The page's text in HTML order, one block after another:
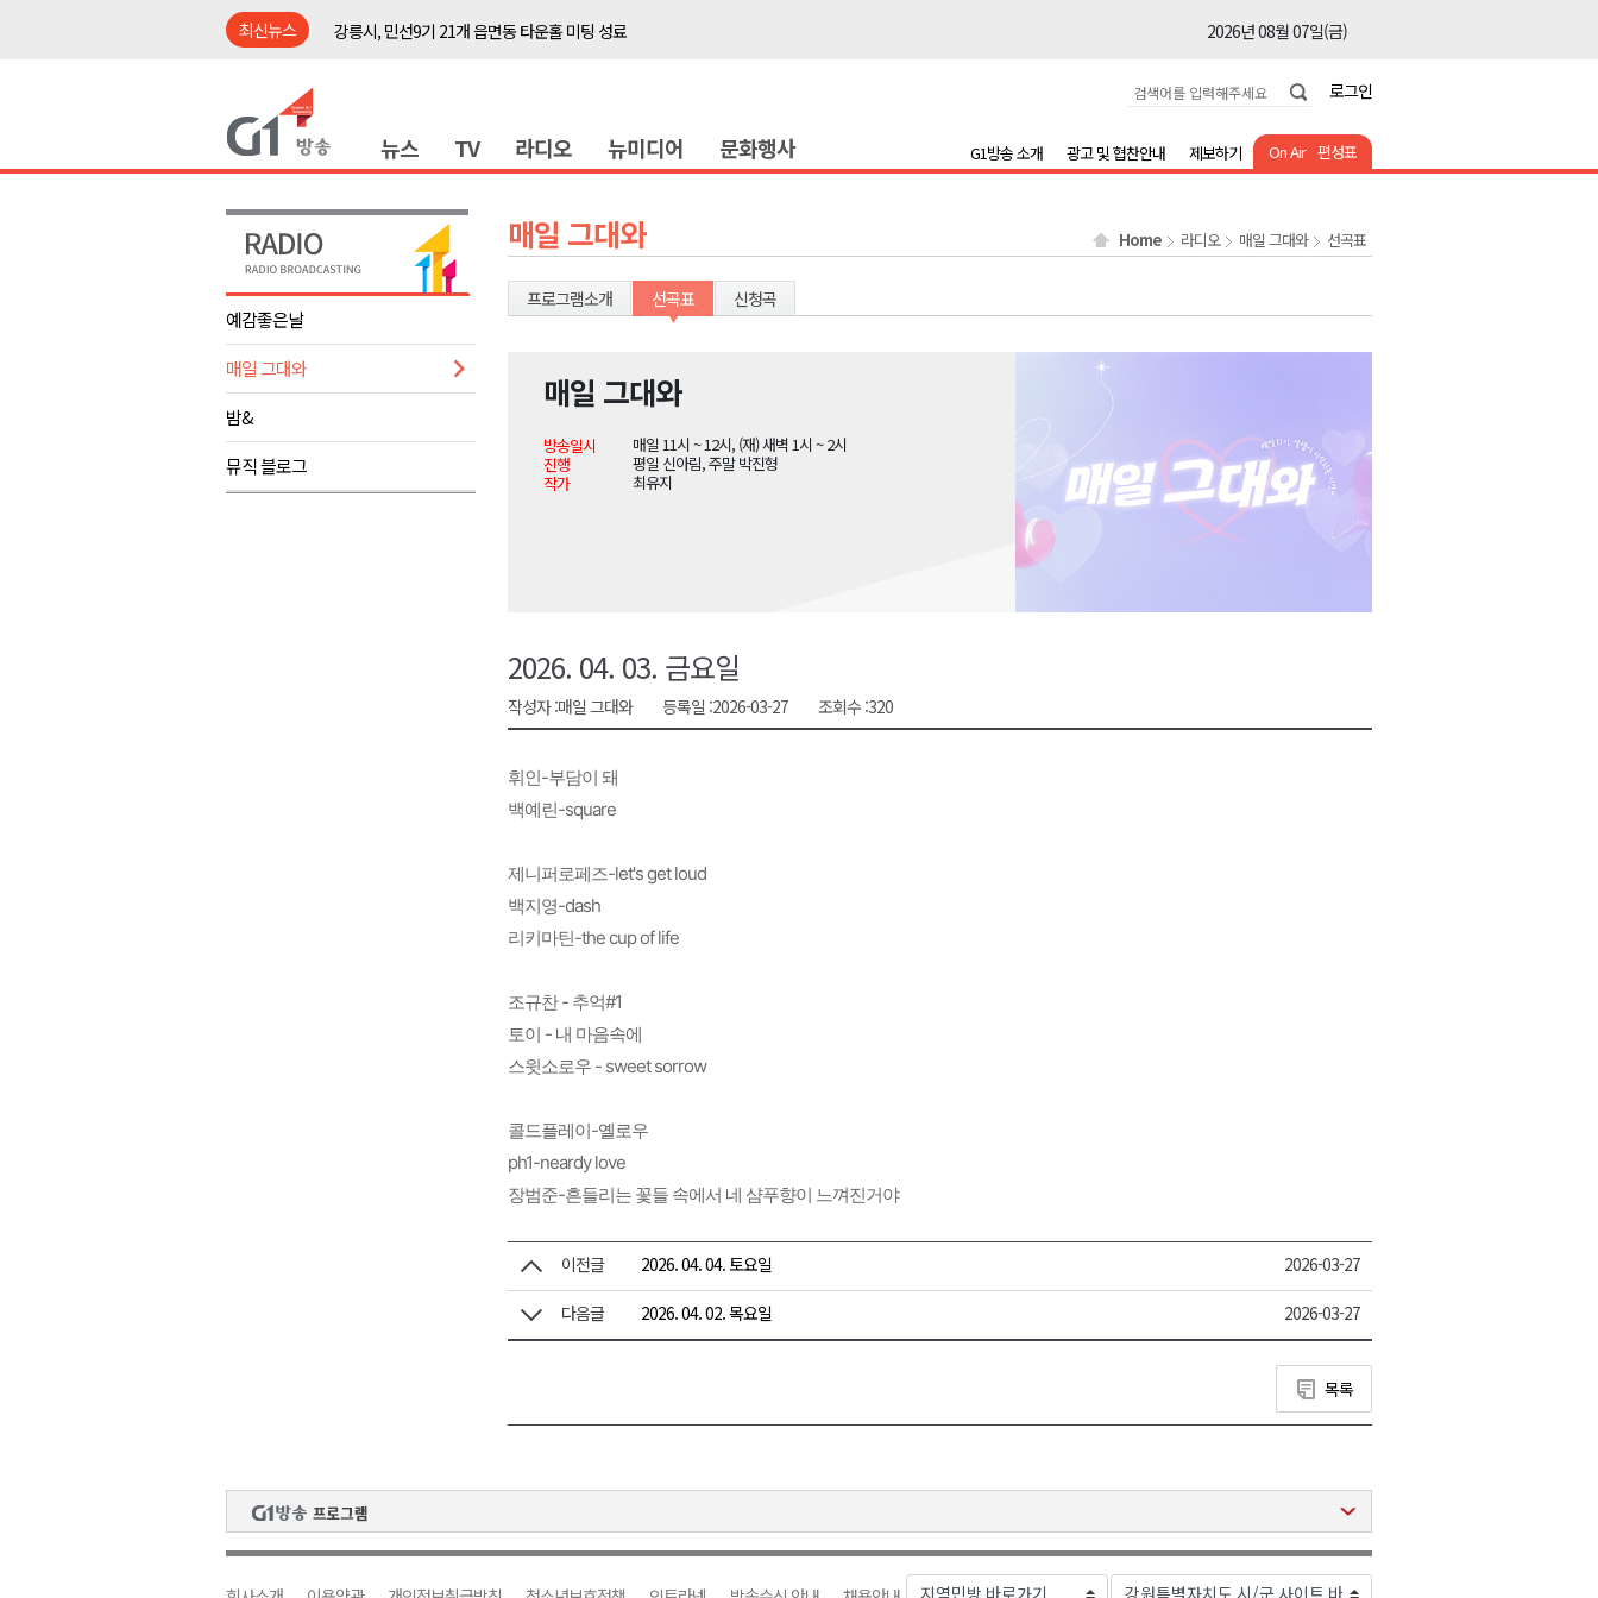
최신뉴스
강릉시, 민선9기 21개 읍면동 타운홀 미팅 성료
2026년 08월 07일(금)
2026년 08월 07일(금)
<강원랜드> 마카오 카지노 "복합리조트로 진화 중"
2026년 08월 07일(금)
강원도립대학교, 하반기 평생교육원 수강생 모집
태백시, 28~29일 제5회 황부자 며느리 축제
2026년 08월 07일(금)
오늘 극한폭염 계속..낮 최고 ‘영상 38도’
썩고, 무르고..농산물 피해 속출
강릉시, 민선9기 21개 읍면동 타운홀 미팅 성료
양구군, 원주환경청에 비점오염저감 사업 등 건의
2026년 08월 07일(금)
<강원랜드> 관광객이 인구 3배..싱가포르 복합리조트
2026년 08월 07일(금)
2026년 08월 07일(금)
오늘 극한폭염 계속..낮 최고 ‘영상 38도’
썩고, 무르고..농산물 피해 속출
로그인
뉴스 TV 라디오 뉴미디어 문화행사 On Air 편성표
G1방송 소개 광고 및 협찬안내 제보하기
예감좋은날
매일 그대와
밤&
뮤직 블로그
매일 그대와 Home 라디오 매일 그대와 선곡표
프로그램소개 선곡표 신청곡
매일 그대와
방송일시
매일 11시 ~ 12시, (재) 새벽 1시 ~ 2시
진행
평일 신아림, 주말 박진형
작가
최유지
2026. 04. 03. 금요일
작성자 :매일 그대와 등록일 :2026-03-27 조회수 :320
휘인-부담이 돼
백예린-square
제니퍼로페즈-let's get loud
백지영-dash
리키마틴-the cup of life
조규찬 - 추억#1
토이 - 내 마음속에
스윗소로우 - sweet sorrow
콜드플레이-옐로우
ph1-neardy love
장범준-흔들리는 꽃들 속에서 네 샴푸향이 느껴진거야
이전글 2026. 04. 04. 토요일 2026-03-27
다음글 2026. 04. 02. 목요일 2026-03-27
목록